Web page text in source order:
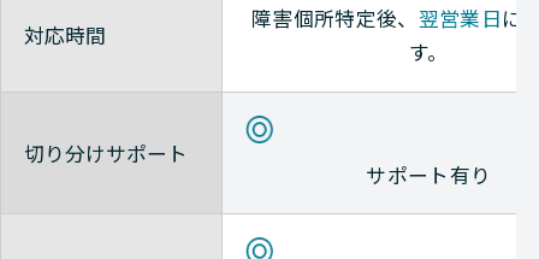
Alaxala
Alaxala
Alaxala
対応時間
障害個所特定後、 翌営業日に
す。
切り分けサポート
サポート有り